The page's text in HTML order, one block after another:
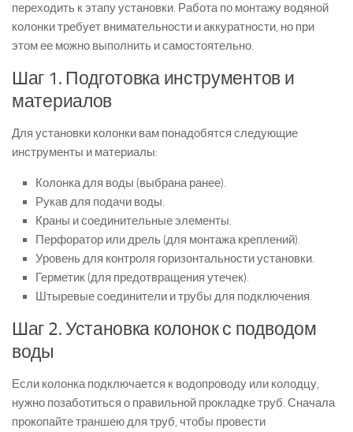
переходить к этапу установки. Работа по монтажу водяной
колонки требует внимательности и аккуратности, но при
этом ее можно выполнить и самостоятельно.
Шаг 1. Подготовка инструментов и
материалов
Для установки колонки вам понадобятся следующие
инструменты и материалы:
Колонка для воды (выбрана ранее).
Рукав для подачи воды.
Краны и соединительные элементы.
Перфоратор или дрель (для монтажа креплений).
Уровень для контроля горизонтальности установки.
Герметик (для предотвращения утечек).
Штыревые соединители и трубы для подключения.
Шаг 2. Установка колонок с подводом
воды
Если колонка подключается к водопроводу или колодцу,
нужно позаботиться о правильной прокладке труб. Сначала
прокопайте траншею для труб, чтобы провести